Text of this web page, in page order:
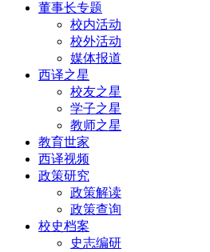
董事长专题
校内活动
校外活动
媒体报道
西译之星
校友之星
学子之星
教师之星
教育世家
西译视频
政策研究
政策解读
政策查询
校史档案
史志编研